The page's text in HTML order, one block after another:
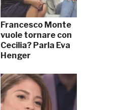
Francesco Monte
vuole tornare con
Cecilia? Parla Eva
Henger